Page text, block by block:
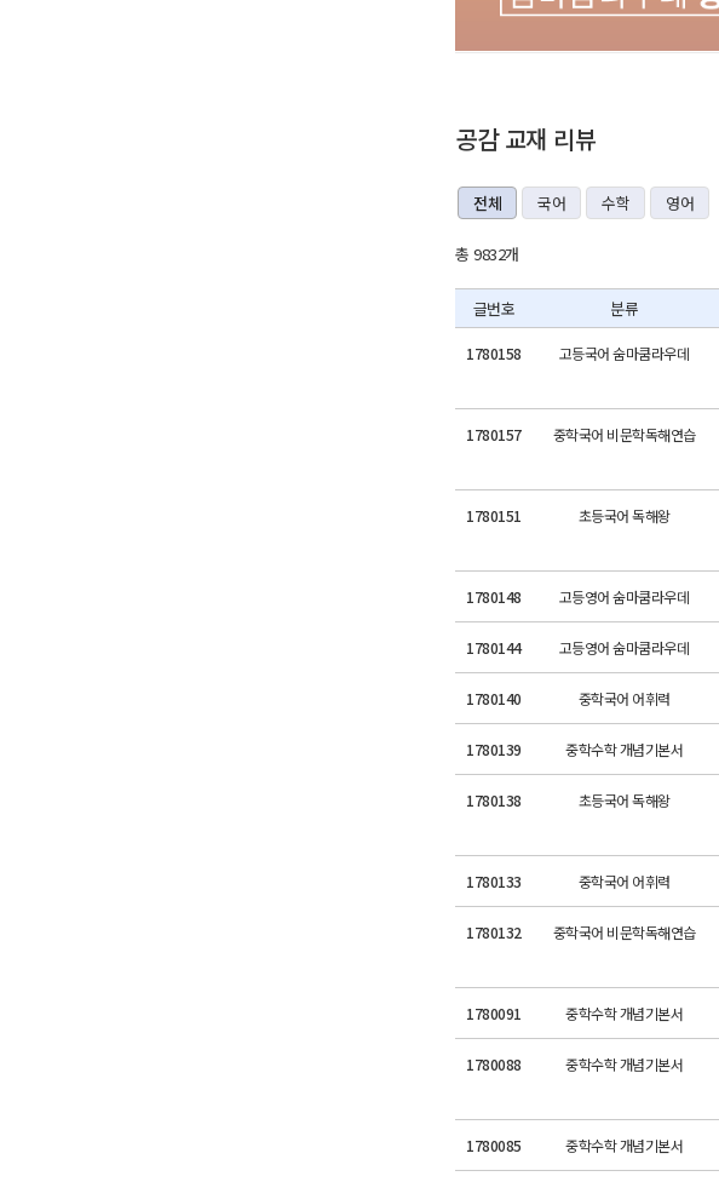
공감 교재 리뷰
전체 국어 수학 영어
총 9832개
글번호 분류
1780158 고등국어 숨마쿰라우데
1780157 중학국어 비문학독해연습
1780151 초등국어 독해왕
1780148 고등영어 숨마쿰라우데
1780144 고등영어 숨마쿰라우데
1780140 중학국어 어휘력
1780139 중학수학 개념기본서
1780138 초등국어 독해왕
1780133 중학국어 어휘력
1780132 중학국어 비문학독해연습
1780091 중학수학 개념기본서
1780088 중학수학 개념기본서
1780085 중학수학 개념기본서